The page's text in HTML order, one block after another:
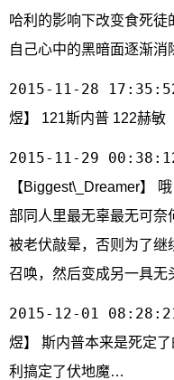
哈利的影响下改变食死
自己心中的黑暗面逐渐消
2015-11-28
煜】 121斯内普 122赫敏
2015-11-29
【Biggest\_Dreamer】
部同人里最无辜最无可奈
被老伏敲晕，否则为了继
召唤，然后变成另一具
2015-12-01
煜】 斯内普本来是死定
利搞定了伏地魔…